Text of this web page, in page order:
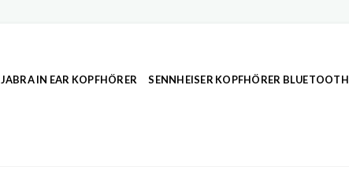
JABRA IN EAR KOPFHÖRER SENNHEISER KOPFHÖRER BLUETOOTH